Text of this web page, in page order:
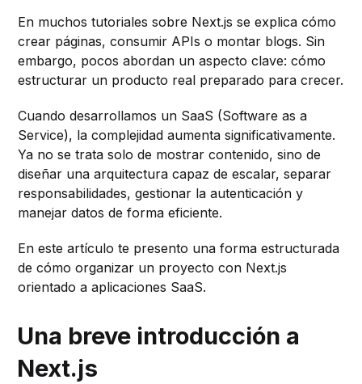
En muchos tutoriales sobre Next.js se explica cómo
crear páginas, consumir APIs o montar blogs. Sin
embargo, pocos abordan un aspecto clave: cómo
estructurar un producto real preparado para crecer.
Cuando desarrollamos un SaaS (Software as a
Service), la complejidad aumenta significativamente.
Ya no se trata solo de mostrar contenido, sino de
diseñar una arquitectura capaz de escalar, separar
responsabilidades, gestionar la autenticación y
manejar datos de forma eficiente.
En este artículo te presento una forma estructurada
de cómo organizar un proyecto con Next.js
orientado a aplicaciones SaaS.
Una breve introducción a
Next.js